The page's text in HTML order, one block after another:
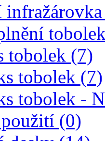
tobolek (7)
tobolek (7)
tobolek -
(0)